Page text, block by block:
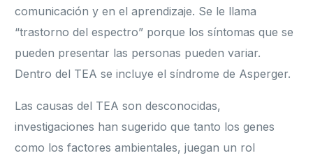
comunicación y en el aprendizaje. Se le llama
“trastorno del espectro” porque los síntomas que se
pueden presentar las personas pueden variar.
Dentro del TEA se incluye el síndrome de Asperger.
Las causas del TEA son desconocidas,
investigaciones han sugerido que tanto los genes
como los factores ambientales, juegan un rol